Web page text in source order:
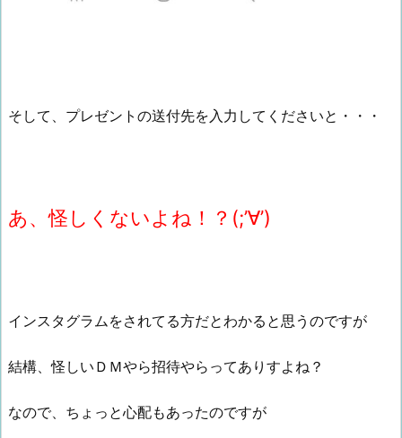
そして、プレゼントの送付先を入力してくださいと・・・
あ、怪しくないよね！？(;’∀’)
インスタグラムをされてる方だとわかると思うのですが
結構、怪しいＤＭやら招待やらってありすよね？
なので、ちょっと心配もあったのですが